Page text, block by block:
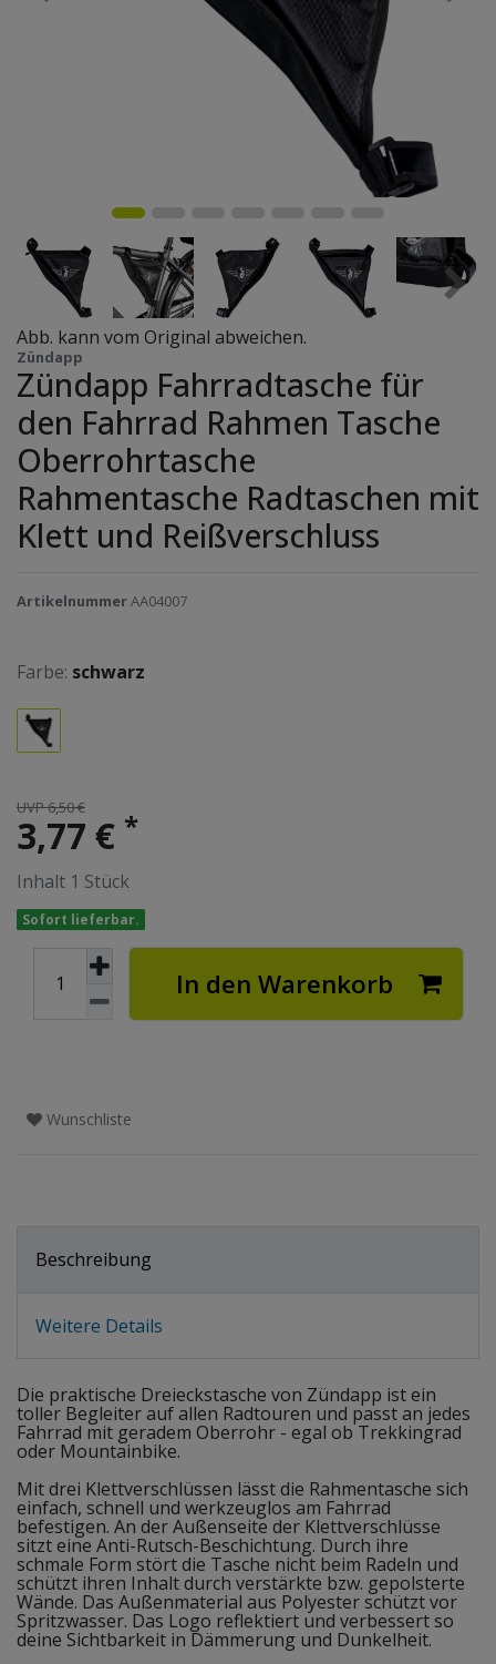
Abb. kann vom Original abweichen.
Zündapp
Zündapp Fahrradtasche für
den Fahrrad Rahmen Tasche
Oberrohrtasche
Rahmentasche Radtaschen mit
Klett und Reißverschluss
ArtikelnummerAA04007
Farbe: schwarz
UVP 6,50 €
3,77 € *
Inhalt 1 Stück
Sofort lieferbar.
In den Warenkorb
Wunschliste
Beschreibung
Weitere Details
Die praktische Dreieckstasche von Zündapp ist ein
toller Begleiter auf allen Radtouren und passt an jedes
Fahrrad mit geradem Oberrohr - egal ob Trekkingrad
oder Mountainbike.
Mit drei Klettverschlüssen lässt die Rahmentasche sich
einfach, schnell und werkzeuglos am Fahrrad
befestigen. An der Außenseite der Klettverschlüsse
sitzt eine Anti-Rutsch-Beschichtung. Durch ihre
schmale Form stört die Tasche nicht beim Radeln und
schützt ihren Inhalt durch verstärkte bzw. gepolsterte
Wände. Das Außenmaterial aus Polyester schützt vor
Spritzwasser. Das Logo reflektiert und verbessert so
deine Sichtbarkeit in Dämmerung und Dunkelheit.